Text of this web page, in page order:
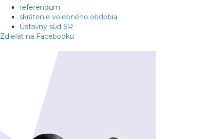
referendum
skrátenie volebného obdobia
Ústavný súd SR
Zdieľať na Facebooku